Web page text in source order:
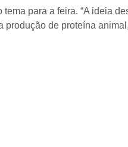
para a feira. “A ideia
de proteína